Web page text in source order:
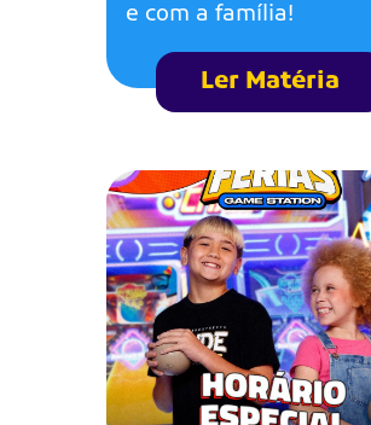
e com a família!
Ler Matéria